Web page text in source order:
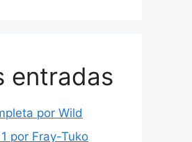
entradas
por Wild
por Fray-Tuko